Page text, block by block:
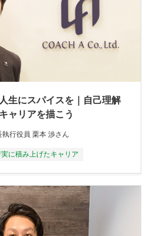
生にスパイスを｜自己理解
ャリアを描こう
行役員 栗本 渉さん
に積み上げたキャリア